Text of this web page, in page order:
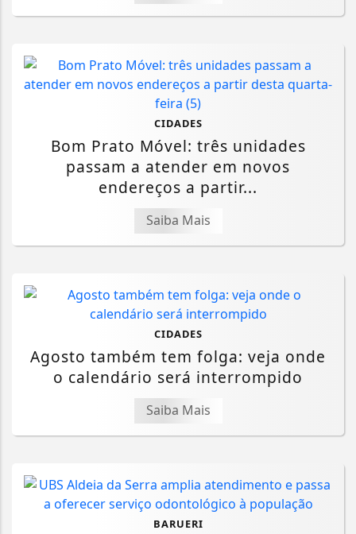
CIDADES
Bom Prato Móvel: três unidades
passam a atender em novos
endereços a partir...
Saiba Mais
CIDADES
Agosto também tem folga: veja onde
o calendário será interrompido
Saiba Mais
BARUERI